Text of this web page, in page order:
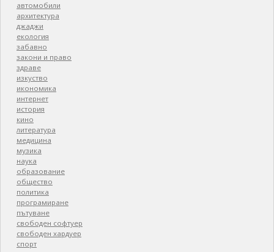
автомобили
архитектура
джаджи
екология
забавно
закони и право
здраве
изкуство
икономика
интернет
история
кино
литература
медицина
музика
наука
образование
общество
политика
програмиране
пътуване
свободен софтуер
свободен хардуер
спорт